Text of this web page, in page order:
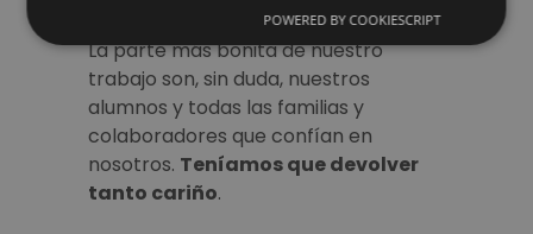
La parte más bonita de nuestro
trabajo son, sin duda, nuestros
alumnos y todas las familias y
colaboradores que confían en
nosotros. Teníamos que devolver
tanto cariño.
POWERED BY COOKIESCRIPT